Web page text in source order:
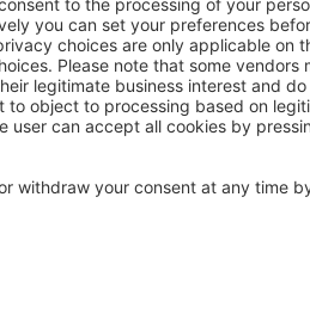
Acepto recibir información comercial
ofertas especiales